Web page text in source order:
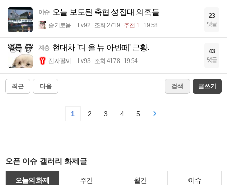
이슈 오늘 보도된 축협 성접대 의혹들
슬기로움 Lv.92 조회 2719 추천 1 19:58
23
댓글
계층 현대차 '디 올 뉴 아반떼' 근황.
전자팔찌 Lv.93 조회 4178 19:54
43
댓글
최근 다음 검색 글쓰기
1 2 3 4 5
오픈 이슈 갤러리 화제글
오늘의 화제 주간 월간 이슈